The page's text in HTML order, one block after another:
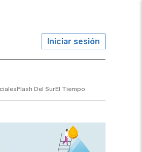
Iniciar sesión
Flash Del SurEl Tiempo